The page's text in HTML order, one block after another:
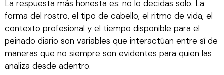
La respuesta más honesta es: no lo decidas solo. La
forma del rostro, el tipo de cabello, el ritmo de vida, el
contexto profesional y el tiempo disponible para el
peinado diario son variables que interactúan entre sí de
maneras que no siempre son evidentes para quien las
analiza desde adentro.